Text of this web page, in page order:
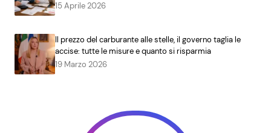
15 Aprile 2026
Il prezzo del carburante alle stelle, il governo taglia le
accise: tutte le misure e quanto si risparmia
19 Marzo 2026